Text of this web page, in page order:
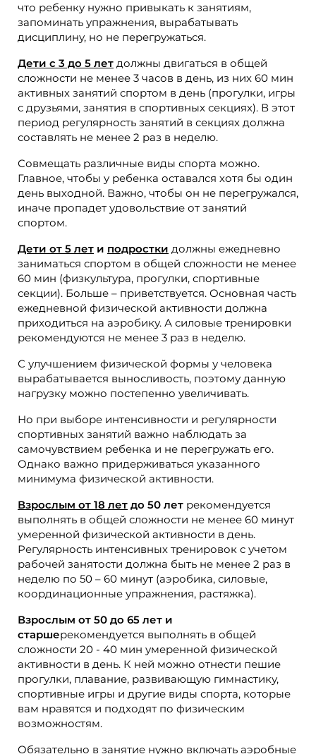
что ребенку нужно привыкать к занятиям,
запоминать упражнения, вырабатывать
дисциплину, но не перегружаться.
Дети с 3 до 5 лет должны двигаться в общей
сложности не менее 3 часов в день, из них 60 мин
активных занятий спортом в день (прогулки, игры
с друзьями, занятия в спортивных секциях). В этот
период регулярность занятий в секциях должна
составлять не менее 2 раз в неделю.
Совмещать различные виды спорта можно.
Главное, чтобы у ребенка оставался хотя бы один
день выходной. Важно, чтобы он не перегружался,
иначе пропадет удовольствие от занятий
спортом.
Дети от 5 лет и подростки должны ежедневно
заниматься спортом в общей сложности не менее
60 мин (физкультура, прогулки, спортивные
секции). Больше – приветствуется. Основная часть
ежедневной физической активности должна
приходиться на аэробику. А силовые тренировки
рекомендуются не менее 3 раз в неделю.
С улучшением физической формы у человека
вырабатывается выносливость, поэтому данную
нагрузку можно постепенно увеличивать.
Но при выборе интенсивности и регулярности
спортивных занятий важно наблюдать за
самочувствием ребенка и не перегружать его.
Однако важно придерживаться указанного
минимума физической активности.
Взрослым от 18 лет до 50 лет рекомендуется
выполнять в общей сложности не менее 60 минут
умеренной физической активности в день.
Регулярность интенсивных тренировок с учетом
рабочей занятости должна быть не менее 2 раз в
неделю по 50 – 60 минут (аэробика, силовые,
координационные упражнения, растяжка).
Взрослым от 50 до 65 лет и
старшерекомендуется выполнять в общей
сложности 20 - 40 мин умеренной физической
активности в день. К ней можно отнести пешие
прогулки, плавание, развивающую гимнастику,
спортивные игры и другие виды спорта, которые
вам нравятся и подходят по физическим
возможностям.
Обязательно в занятие нужно включать аэробные